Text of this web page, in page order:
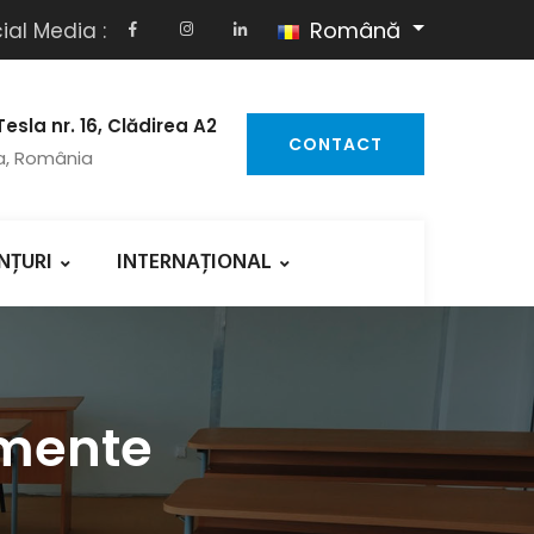
Română
Media :
CONTACT
nr. 16, Clădirea A2
România
INTERNAȚIONAL